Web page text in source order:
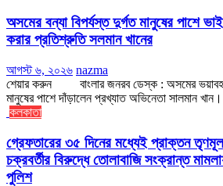
অসমের বন্যা বিপর্যস্ত দুর্গত মানুষের পাশে
করার প্রতিশ্রুতি সলমান খানের
আগস্ট ৬, ২০২৬ nazma
শেয়ার করুন বাংলার জনরব ডেস্ক : অসমের ভয়াবহ
মানুষের পাশে দাঁড়ালেন প্রখ্যাত অভিনেতা সালমান
কলকাতা
গ্রেফতারের ৩৫ দিনের মধ্যেই প্রাক্তন তৃণমূল
চক্রবর্তীর বিরুদ্ধে তোলাবাজি সংক্রান্ত
পুলিশ